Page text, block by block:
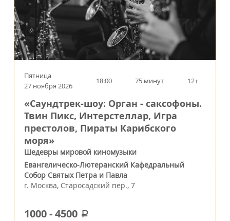
Пятница
27 ноября 2026
18:00 75 минут 12+
«Саундтрек-шоу: Орган - саксофоны.
Твин Пикс, Интерстеллар, Игра
престолов, Пираты Карибского
моря»
Шедевры мировой киномузыки
Евангелическо-Лютеранский Кафедральный
Собор Святых Петра и Павла
г. Москва, Старосадский пер., 7
1000-4500 a